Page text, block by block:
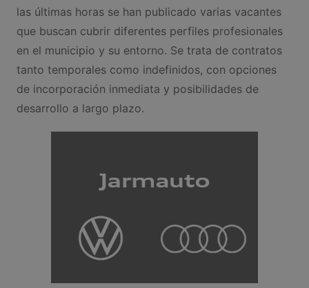
las últimas horas se han publicado varias vacantes
que buscan cubrir diferentes perfiles profesionales
en el municipio y su entorno. Se trata de contratos
tanto temporales como indefinidos, con opciones
de incorporación inmediata y posibilidades de
desarrollo a largo plazo.